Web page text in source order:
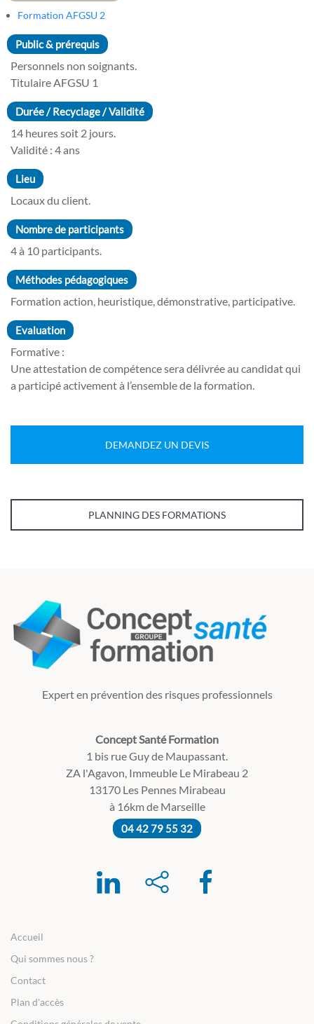
Formation AFGSU 2
Public & prérequis
Personnels non soignants.
Titulaire AFGSU 1
Durée / Recyclage / Validité
14 heures soit 2 jours.
Validité : 4 ans
Lieu
Locaux du client.
Nombre de participants
4 à 10 participants.
Méthodes pédagogiques
Formation action, heuristique, démonstrative, participative.
Evaluation
Formative :
Une attestation de compétence sera délivrée au candidat qui
a participé activement à l’ensemble de la formation.
DEMANDEZ UN DEVIS
PLANNING DES FORMATIONS
Expert en prévention des risques professionnels
Concept Santé Formation
1 bis rue Guy de Maupassant.
ZA l'Agavon, Immeuble Le Mirabeau 2
13170 Les Pennes Mirabeau
à 16km de Marseille
04 42 79 55 32
Accueil
Qui sommes nous ?
Contact
Plan d'accès